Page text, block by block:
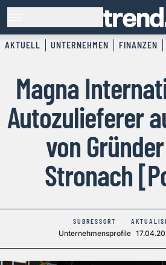
AKTUELL UNTERNEHMEN FINANZEN
Magna
Autozulieferer
von
Stronach
SUBRESSORT
Unternehmensprofile